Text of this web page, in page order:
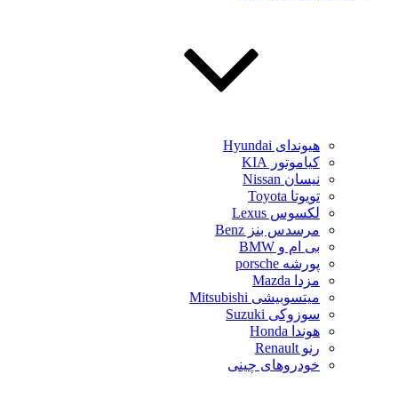
هیوندای Hyundai
کیاموتور KIA
نیسان Nissan
تویوتا Toyota
لکسوس Lexus
مرسدس بنز Benz
بی ام و BMW
پورشه porsche
مزدا Mazda
میتسوبیشی Mitsubishi
سوزوکی Suzuki
هوندا Honda
رنو Renault
خودروهای چینی